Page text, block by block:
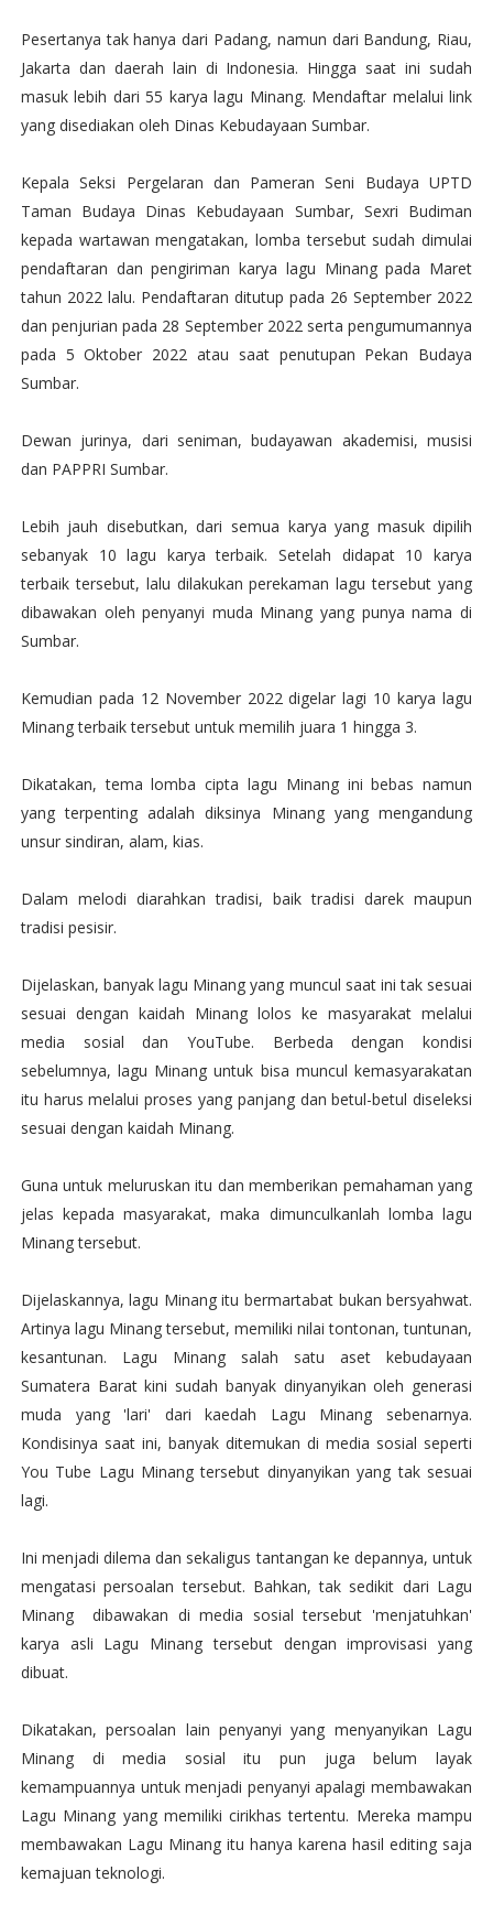
Pesertanya tak hanya dari Padang, namun dari Bandung, Riau,
Jakarta dan daerah lain di Indonesia. Hingga saat ini sudah
masuk lebih dari 55 karya lagu Minang. Mendaftar melalui link
yang disediakan oleh Dinas Kebudayaan Sumbar.
Kepala Seksi Pergelaran dan Pameran Seni Budaya UPTD
Taman Budaya Dinas Kebudayaan Sumbar, Sexri Budiman
kepada wartawan mengatakan, lomba tersebut sudah dimulai
pendaftaran dan pengiriman karya lagu Minang pada Maret
tahun 2022 lalu. Pendaftaran ditutup pada 26 September 2022
dan penjurian pada 28 September 2022 serta pengumumannya
pada 5 Oktober 2022 atau saat penutupan Pekan Budaya
Sumbar.
Dewan jurinya, dari seniman, budayawan akademisi, musisi
dan PAPPRI Sumbar.
Lebih jauh disebutkan, dari semua karya yang masuk dipilih
sebanyak 10 lagu karya terbaik. Setelah didapat 10 karya
terbaik tersebut, lalu dilakukan perekaman lagu tersebut yang
dibawakan oleh penyanyi muda Minang yang punya nama di
Sumbar.
Kemudian pada 12 November 2022 digelar lagi 10 karya lagu
Minang terbaik tersebut untuk memilih juara 1 hingga 3.
Dikatakan, tema lomba cipta lagu Minang ini bebas namun
yang terpenting adalah diksinya Minang yang mengandung
unsur sindiran, alam, kias.
Dalam melodi diarahkan tradisi, baik tradisi darek maupun
tradisi pesisir.
Dijelaskan, banyak lagu Minang yang muncul saat ini tak sesuai
sesuai dengan kaidah Minang lolos ke masyarakat melalui
media sosial dan YouTube. Berbeda dengan kondisi
sebelumnya, lagu Minang untuk bisa muncul kemasyarakatan
itu harus melalui proses yang panjang dan betul-betul diseleksi
sesuai dengan kaidah Minang.
Guna untuk meluruskan itu dan memberikan pemahaman yang
jelas kepada masyarakat, maka dimunculkanlah lomba lagu
Minang tersebut.
Dijelaskannya, lagu Minang itu bermartabat bukan bersyahwat.
Artinya lagu Minang tersebut, memiliki nilai tontonan, tuntunan,
kesantunan. Lagu Minang salah satu aset kebudayaan
Sumatera Barat kini sudah banyak dinyanyikan oleh generasi
muda yang 'lari' dari kaedah Lagu Minang sebenarnya.
Kondisinya saat ini, banyak ditemukan di media sosial seperti
You Tube Lagu Minang tersebut dinyanyikan yang tak sesuai
lagi.
Ini menjadi dilema dan sekaligus tantangan ke depannya, untuk
mengatasi persoalan tersebut. Bahkan, tak sedikit dari Lagu
Minang dibawakan di media sosial tersebut 'menjatuhkan'
karya asli Lagu Minang tersebut dengan improvisasi yang
dibuat.
Dikatakan, persoalan lain penyanyi yang menyanyikan Lagu
Minang di media sosial itu pun juga belum layak
kemampuannya untuk menjadi penyanyi apalagi membawakan
Lagu Minang yang memiliki cirikhas tertentu. Mereka mampu
membawakan Lagu Minang itu hanya karena hasil editing saja
kemajuan teknologi.